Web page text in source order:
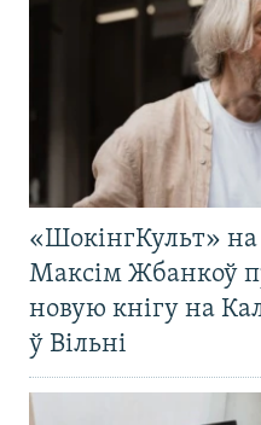
«ШокінгКульт»
Максім Жбанкоў
новую кнігу на
ў Вільні